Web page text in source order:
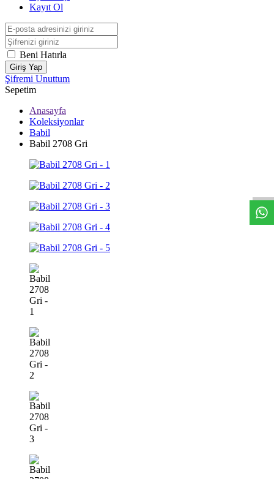
Kayıt Ol
Beni Hatırla
Giriş Yap
Şifremi Unuttum
Sepetim
Anasayfa
Koleksiyonlar
Babil
Babil 2708 Gri